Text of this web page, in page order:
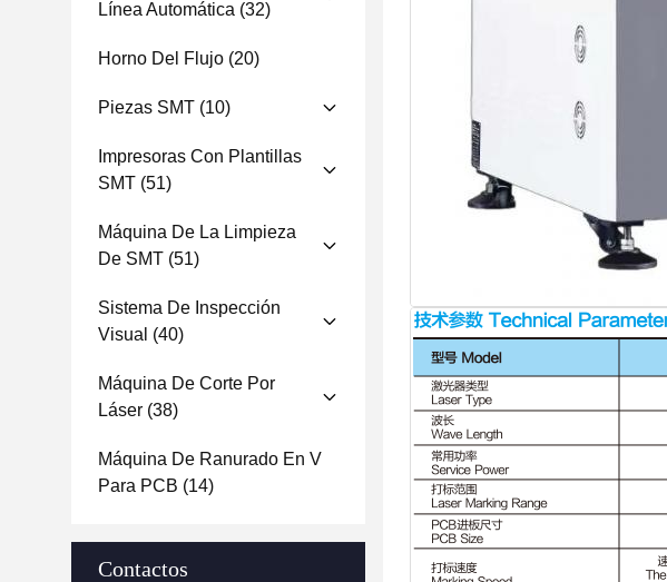
Línea Automática (32)
Horno Del Flujo (20)
Piezas SMT (10)
Impresoras Con Plantillas
SMT (51)
Máquina De La Limpieza
De SMT (51)
Sistema De Inspección
Visual (40)
Máquina De Corte Por
Láser (38)
Máquina De Ranurado En V
Para PCB (14)
Contactos